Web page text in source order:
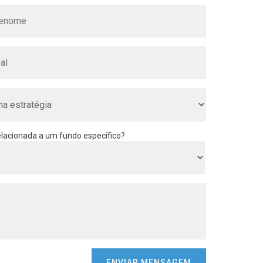
a um fundo específico?